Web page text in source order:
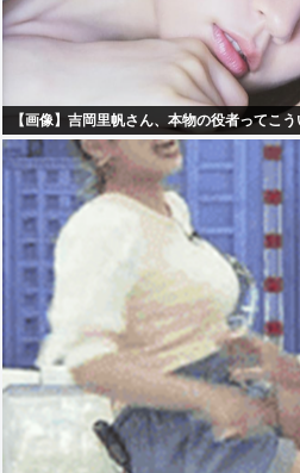
【画像】吉岡里帆さん、本物の役者ってこ